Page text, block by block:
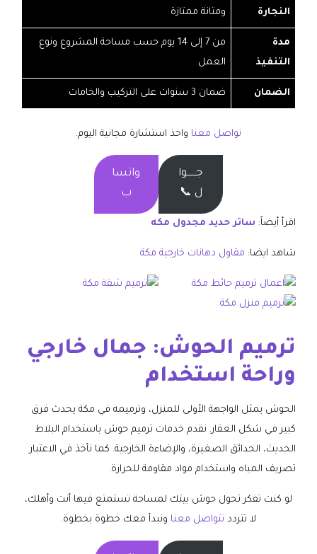
النجارة
ومتانة ممتازة
مدة
التنفيذ
من 7 إلى 14 يوم حسب مساحة المشروع ونوع
العمل
الضمان ضمان 3 سنوات على التركيب والخامات
تواصل معنا واخذ استشارة مجانية اليوم.
جــــــوا
ل 📞
واتسا
ب
اقرأ أيضاً: ساتر حديد مجدول مكه
شاهد ايضا: مقاول دهانات خارجية مكة
ترميم الحوش: جمال خارجي
وراحة استخدام
الحوش يمثل الواجهة الأولى للمنزل، وترميمه في مكة يحدث فرق
كبير في شكل العقار. نقدم خدمات ترميم حوش باستخدام البلاط
الحديث، الحدائق الصغيرة، والإضاءة الخارجية. كما نأخذ في الاعتبار
تصريف المياه واستخدام مواد مقاومة للحرارة.
لو كنت تفكر تحول حوش بيتك لمساحة تستمتع فيها أنت وأهلك،
لا تتردد تتواصل معنا ونبدأ معك خطوة بخطوة.